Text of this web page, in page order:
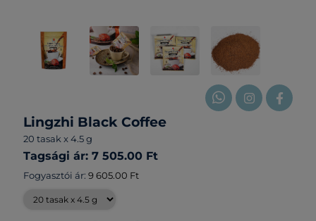
Lingzhi Black Coffee
20 tasak x 4.5 g
Tagsági ár: 7 505.00 Ft
Fogyasztói ár: 9 605.00 Ft